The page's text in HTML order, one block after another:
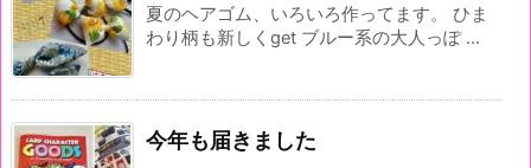
夏のヘアゴム、いろいろ作ってます。 ひま
わり柄も新しくget ブルー系の大人っぽ ...
今年も届きました